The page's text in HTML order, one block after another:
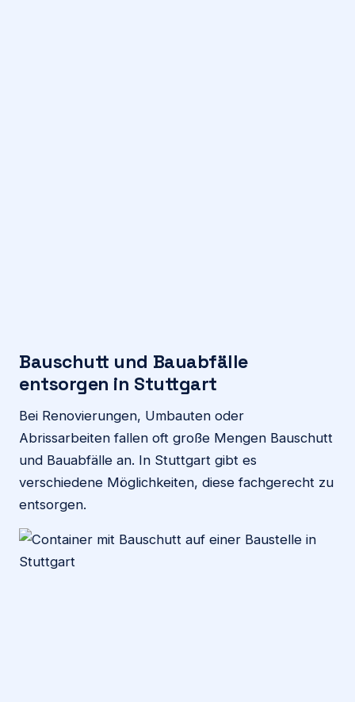
Bauschutt und Bauabfälle
entsorgen in Stuttgart
Bei Renovierungen, Umbauten oder
Abrissarbeiten fallen oft große Mengen Bauschutt
und Bauabfälle an. In Stuttgart gibt es
verschiedene Möglichkeiten, diese fachgerecht zu
entsorgen.